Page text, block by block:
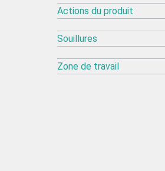
Actions du produit
Souillures
Zone de travail